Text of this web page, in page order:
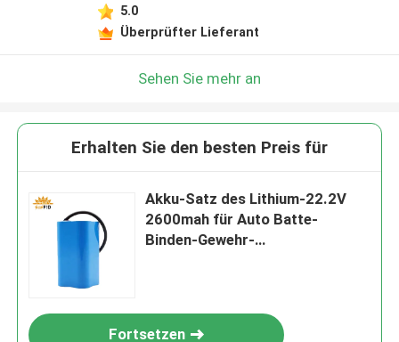
5.0
Überprüfter Lieferant
Sehen Sie mehr an
Erhalten Sie den besten Preis für
Akku-Satz des Lithium-22.2V
2600mah für Auto Batte-
Binden-Gewehr-
Fortsetzen